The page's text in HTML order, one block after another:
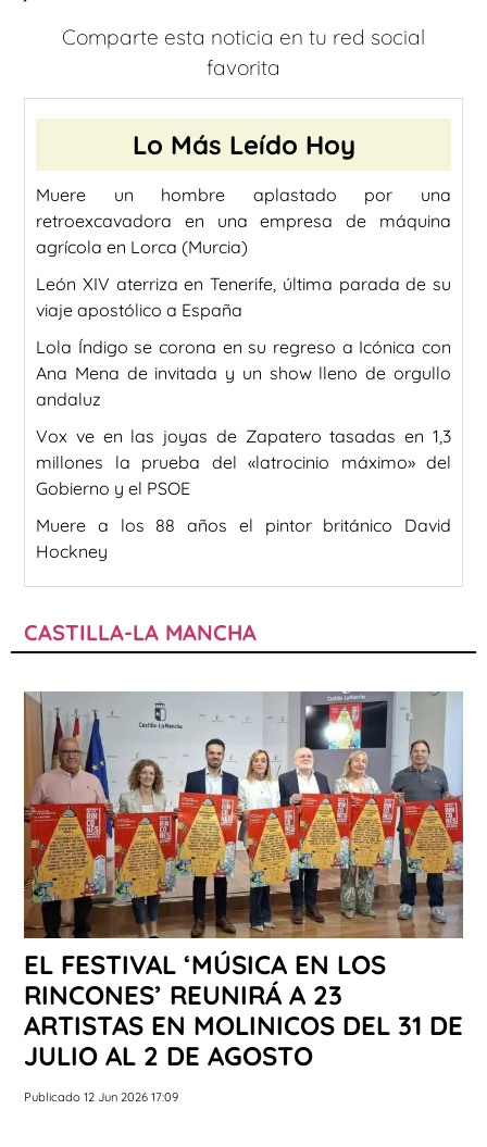
Comparte esta noticia en tu red social
favorita
Lo Más Leído Hoy
Muere un hombre aplastado por una
retroexcavadora en una empresa de máquina
agrícola en Lorca (Murcia)
León XIV aterriza en Tenerife, última parada de su
viaje apostólico a España
Lola Índigo se corona en su regreso a Icónica con
Ana Mena de invitada y un show lleno de orgullo
andaluz
Vox ve en las joyas de Zapatero tasadas en 1,3
millones la prueba del «latrocinio máximo» del
Gobierno y el PSOE
Muere a los 88 años el pintor británico David
Hockney
CASTILLA-LA MANCHA
EL FESTIVAL ‘MÚSICA EN LOS
RINCONES’ REUNIRÁ A 23
ARTISTAS EN MOLINICOS DEL 31 DE
JULIO AL 2 DE AGOSTO
Publicado 12 Jun 2026 17:09